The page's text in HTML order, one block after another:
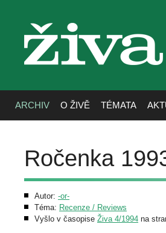
živa
ARCHIV O ŽIVĚ TÉMATA
Ročenka
Autor: -or-
Téma: Recenze / Reviews
Vyšlo v časopise Živa 4/1994 na